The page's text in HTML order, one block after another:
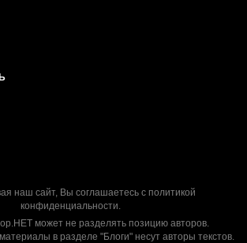
наш сайт, Вы соглашаетесь с политикой
конфиденциальности.
может не разделять позицию авторов.
в разделе "Блоги" несут авторы текстов.